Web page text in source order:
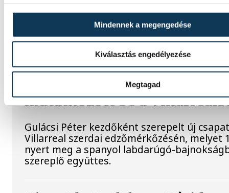
Mindennek a megengedése
Kiválasztás engedélyezése
Megtagad
második lett Florian Wellbrock mögött; a
magyar úszó bízik benne, hogy akár már
hazai rendezésű világbajnokságon "fogást
németek olimpiai bajnokán.
Gulácsi Péter győzelemmel
mutatkozott be a
Gulácsi Péter kezdőként szerepelt új
Villarreal szerdai edzőmérkőzésén, melyet
nyert meg a spanyol labdarúgó-
szereplő együttes.